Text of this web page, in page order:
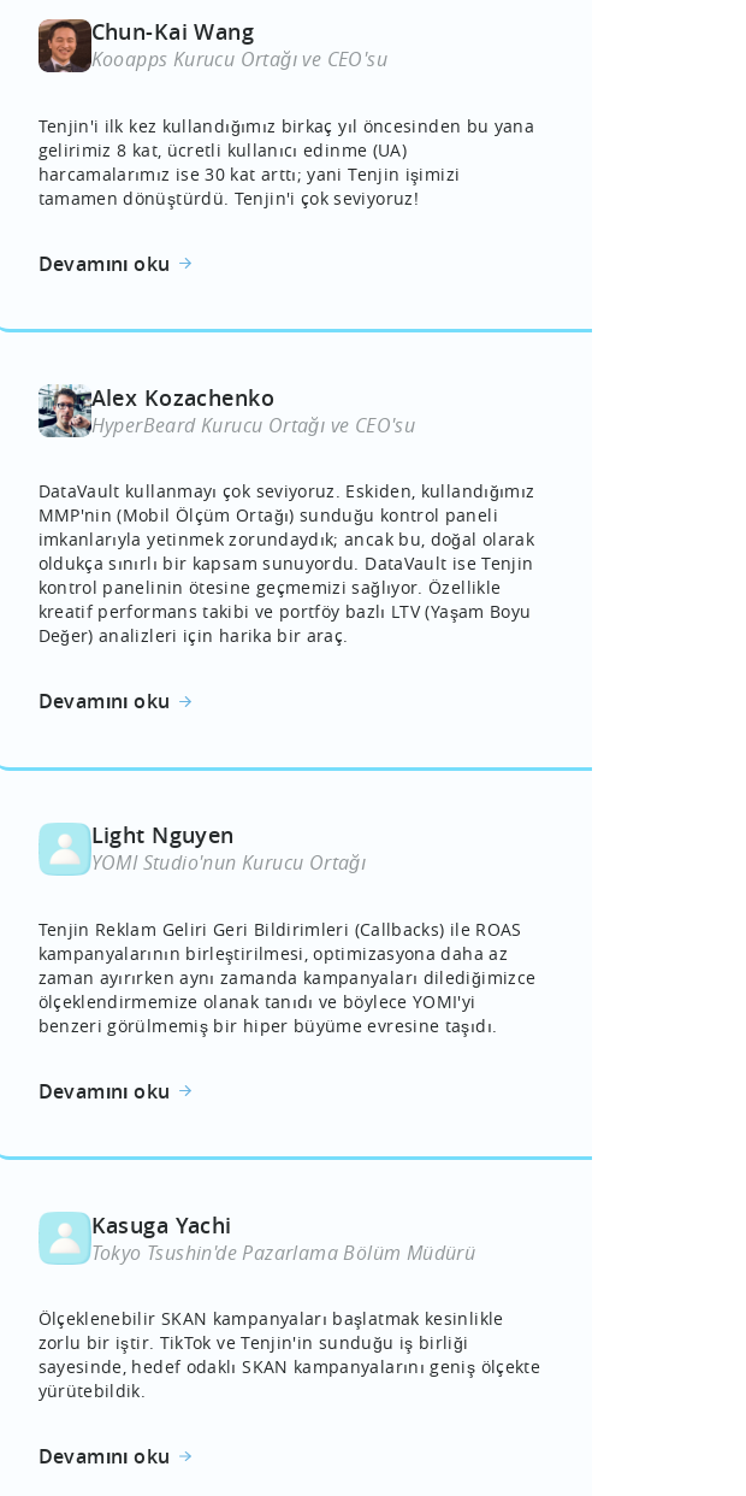
Chun-Kai Wang
Kooapps Kurucu Ortağı ve CEO'su
Tenjin'i ilk kez kullandığımız birkaç yıl öncesinden bu yana
gelirimiz 8 kat, ücretli kullanıcı edinme (UA)
harcamalarımız ise 30 kat arttı; yani Tenjin işimizi
tamamen dönüştürdü. Tenjin'i çok seviyoruz!
Devamını oku
Alex Kozachenko
HyperBeard Kurucu Ortağı ve CEO'su
DataVault kullanmayı çok seviyoruz. Eskiden, kullandığımız
MMP'nin (Mobil Ölçüm Ortağı) sunduğu kontrol paneli
imkanlarıyla yetinmek zorundaydık; ancak bu, doğal olarak
oldukça sınırlı bir kapsam sunuyordu. DataVault ise Tenjin
kontrol panelinin ötesine geçmemizi sağlıyor. Özellikle
kreatif performans takibi ve portföy bazlı LTV (Yaşam Boyu
Değer) analizleri için harika bir araç.
Devamını oku
Light Nguyen
YOMI Studio'nun Kurucu Ortağı
Tenjin Reklam Geliri Geri Bildirimleri (Callbacks) ile ROAS
kampanyalarının birleştirilmesi, optimizasyona daha az
zaman ayırırken aynı zamanda kampanyaları dilediğimizce
ölçeklendirmemize olanak tanıdı ve böylece YOMI'yi
benzeri görülmemiş bir hiper büyüme evresine taşıdı.
Devamını oku
Kasuga Yachi
Tokyo Tsushin'de Pazarlama Bölüm Müdürü
Ölçeklenebilir SKAN kampanyaları başlatmak kesinlikle
zorlu bir iştir. TikTok ve Tenjin'in sunduğu iş birliği
sayesinde, hedef odaklı SKAN kampanyalarını geniş ölçekte
yürütebildik.
Devamını oku